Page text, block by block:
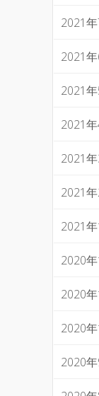
2021
2021
2021
2021
2021
2021
2021
2020
2020
2020
2020